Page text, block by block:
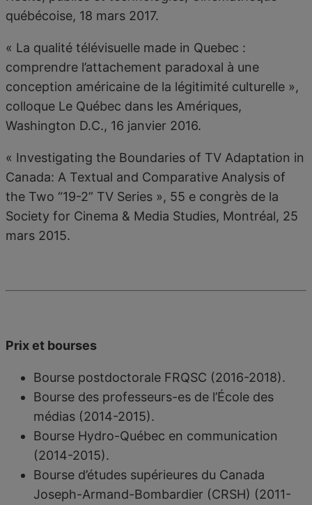
québécoise, 18 mars 2017.
« La qualité télévisuelle made in Quebec :
comprendre l’attachement paradoxal à une
conception américaine de la légitimité culturelle »,
colloque Le Québec dans les Amériques,
Washington D.C., 16 janvier 2016.
« Investigating the Boundaries of TV Adaptation in
Canada: A Textual and Comparative Analysis of
the Two “19-2” TV Series », 55 e congrès de la
Society for Cinema & Media Studies, Montréal, 25
mars 2015.
Prix et bourses
Bourse postdoctorale FRQSC (2016-2018).
Bourse des professeurs-es de l’École des
médias (2014-2015).
Bourse Hydro-Québec en communication
(2014-2015).
Bourse d’études supérieures du Canada
Joseph-Armand-Bombardier (CRSH) (2011-